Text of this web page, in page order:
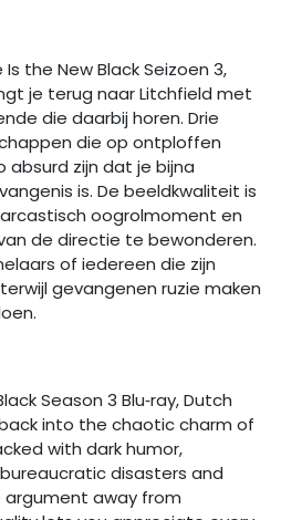
the New Black Seizoen 3,
je terug naar Litchfield met
die daarbij horen. Drie
die op ontploffen
zijn dat je bijna
is. De beeldkwaliteit is
oogrolmoment en
de directie te bewonderen.
of iedereen die zijn
gevangenen ruzie maken
Season 3 Blu‑ray, Dutch
into the chaotic charm of
with dark humor,
disasters and
away from